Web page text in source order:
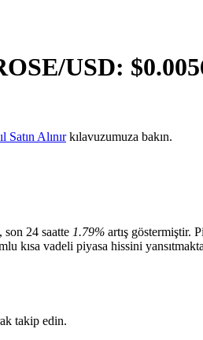
/USD: $
Satın Alınırkılavuzumuza bakın.
son 24 saatte 1.79% artış göstermiştir.
kısa vadeli piyasa hissini
takip edin.